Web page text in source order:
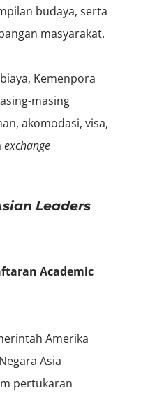
budaya, serta
masyarakat.
Kemenpora
masing
akomodasi, visa,
exchange
Leaders
Academic
Amerika
Asia
pertukaran